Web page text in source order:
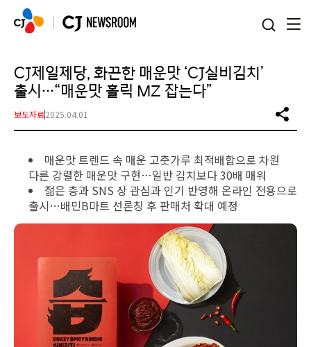
CJ제일제당, 화끈한 매운맛 ‘CJ실비김치’
출시…“매운맛 홀릭 MZ 잡는다”
보도자료2025.04.01
매운맛 트렌드 속 매운 고춧가루 최적배합으로 차원
다른 강렬한 매운맛 구현…일반 김치보다 30배 매워
젊은 층과 SNS 상 관심과 인기 반영해 온라인 전용으로
출시…배민B마트 선론칭 후 판매처 확대 예정